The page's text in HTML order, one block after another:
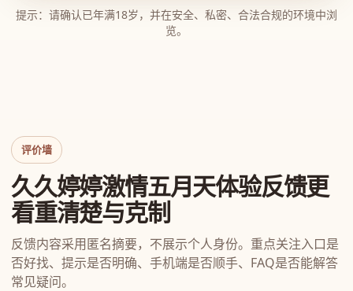
提示：请确认已年满18岁，并在安全、私密、合法合规的环境中浏
览。
评价墙
久久婷婷激情五月天体验反馈更
看重清楚与克制
反馈内容采用匿名摘要，不展示个人身份。重点关注入口是
否好找、提示是否明确、手机端是否顺手、FAQ是否能解答
常见疑问。